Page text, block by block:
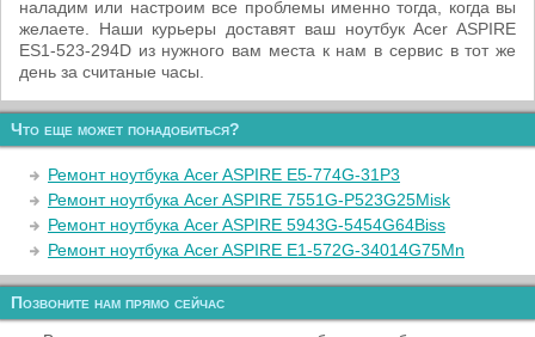
наладим или настроим все проблемы именно тогда, когда вы
желаете. Наши курьеры доставят ваш ноутбук Acer ASPIRE
ES1-523-294D из нужного вам места к нам в сервис в тот же
день за считаные часы.
Что еще может понадобиться?
Ремонт ноутбука Acer ASPIRE E5-774G-31P3
Ремонт ноутбука Acer ASPIRE 7551G-P523G25Misk
Ремонт ноутбука Acer ASPIRE 5943G-5454G64Biss
Ремонт ноутбука Acer ASPIRE E1-572G-34014G75Mn
Позвоните нам прямо сейчас